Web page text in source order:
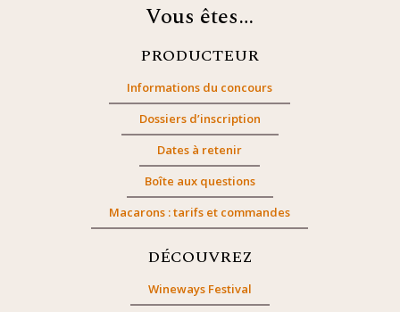
Vous êtes…
PRODUCTEUR
Informations du concours
Dossiers d’inscription
Dates à retenir
Boîte aux questions
Macarons : tarifs et commandes
DÉCOUVREZ
Wineways Festival